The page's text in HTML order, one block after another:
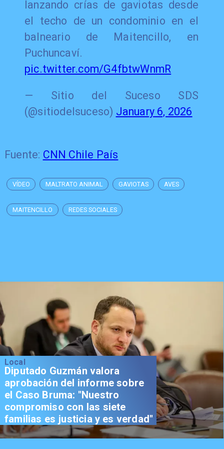
lanzando crías de gaviotas desde
el techo de un condominio en el
balneario de Maitencillo, en
Puchuncaví.
pic.twitter.com/G4fbtwWnmR
— Sitio del Suceso SDS
(@sitiodelsuceso) January 6, 2026
Fuente: CNN Chile País
VÍDEO MALTRATO ANIMAL GAVIOTAS AVES
MAITENCILLO REDES SOCIALES
Local
Diputado Guzmán valora
aprobación del informe sobre
el Caso Bruma: "Nuestro
compromiso con las siete
familias es justicia y es verdad"